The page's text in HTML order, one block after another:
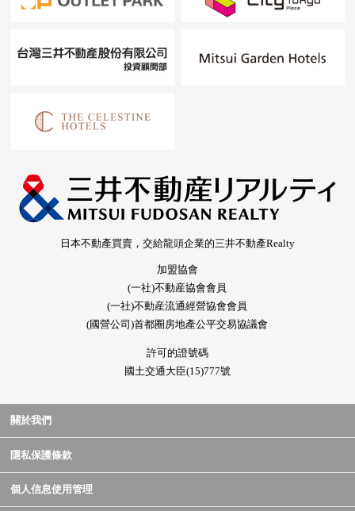
日本不動產買賣，交給龍頭企業的三井不動產Realty
加盟協會
(一社)不動産協會會員
(一社)不動産流通經營協會會員
(國營公司)首都圈房地產公平交易協議會
許可的證號碼
國土交通大臣(15)777號
關於我們
隱私保護條款
個人信息使用管理